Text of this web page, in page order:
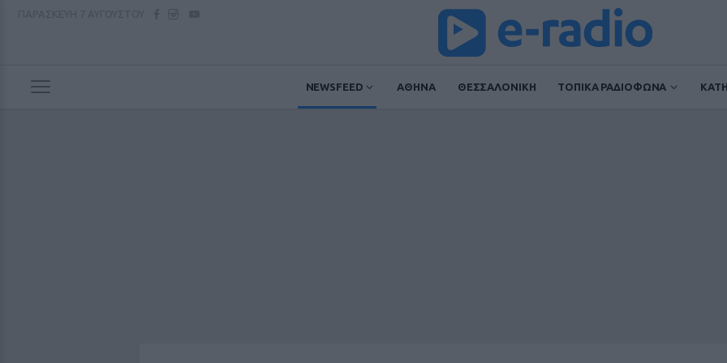
NEWSFEED ΑΘΗΝΑ ΘΕΣΣΑΛΟΝΙΚΗ ΤΟΠΙΚΑ ΡΑΔΙΟΦΩΝΑ